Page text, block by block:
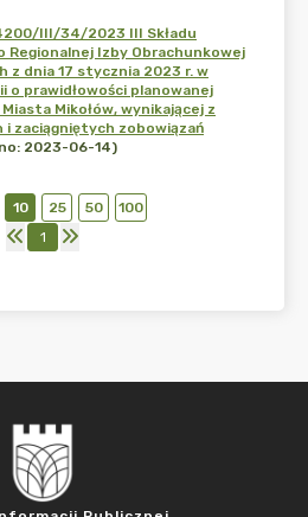
III/34/2023 III Składu
Regionalnej Izby Obrachunkowej
z dnia 17 stycznia 2023 r. w
o prawidłowości planowanej
Mikołów, wynikającej z
i zaciągniętych zobowiązań
2023-06-14)
10 25 50
100
1